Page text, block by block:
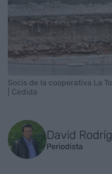
Socis de la cooperativa La
| Cedida
David
Periodista